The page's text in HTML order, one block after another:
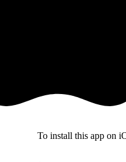
To install this app on